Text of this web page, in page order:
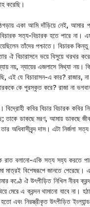
করেছি।
একা আমি দাঁড়িয়ে নেই, আমার
সত্য-বিচারক হতে পারে না।
তাঁদের পশ্চাতে। বিচারক
ঐ বিচারাসনে ভয়ে বিসুয়ে থরথর
নয়, ন্যায়ের এজলাসে মিথ্যা
যে বিচারাসন-এ কার? রাজার,
কে পুরস্কৃত করে? রাজা না
কবির বিচার বিচারক কবির
তাকে ডাকছে মরণ, আমায় ডাকছে
অধিবাসীবৃন্দ দাস। এটা নির্জলা
বলানো-একি সত্য সহ্য করতে
বিশেষরূপে জানতে পেরেছে।
কণ্ঠে ঐ উৎপীড়িত নিখিল নীরব
মেরে এ ক্রন্দন থামানো যাবে
এবং নিরস্ত্রীকৃত উৎপীড়িত